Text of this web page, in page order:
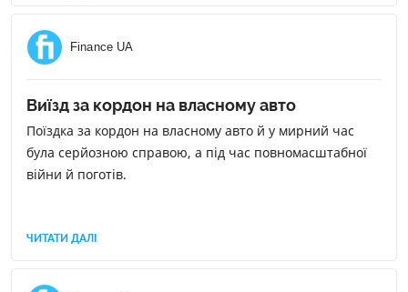
Finance UA
Виїзд за кордон на власному авто
Поїздка за кордон на власному авто й у мирний час
була серйозною справою, а під час повномасштабної
війни й поготів.
ЧИТАТИ ДАЛІ